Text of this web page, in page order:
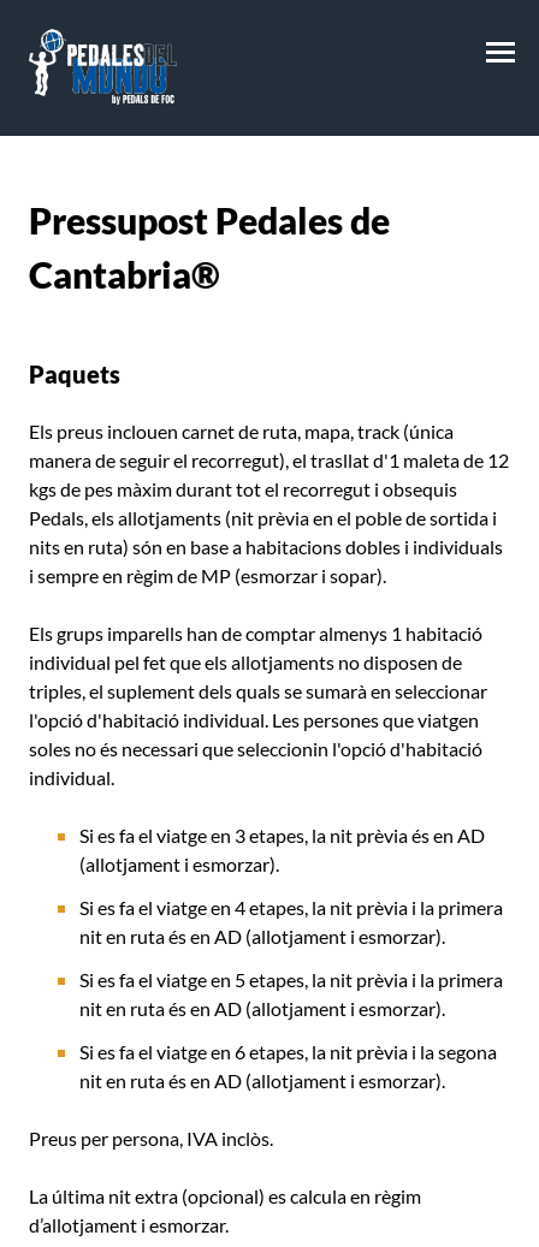
PressupostPedales de
Cantabria®
Paquets
Els preus inclouen carnet de ruta, mapa, track (única
manera de seguir el recorregut), el trasllat d'1 maleta de 12
kgs de pes màxim durant tot el recorregut i obsequis
Pedals, els allotjaments (nit prèvia en el poble de sortida i
nits en ruta) són en base a habitacions dobles i individuals
i sempre en règim de MP (esmorzar i sopar).
Els grups imparells han de comptar almenys 1 habitació
individual pel fet que els allotjaments no disposen de
triples, el suplement dels quals se sumarà en seleccionar
l'opció d'habitació individual. Les persones que viatgen
soles no és necessari que seleccionin l'opció d'habitació
individual.
Si es fa el viatge en 3 etapes, la nit prèvia és en AD
(allotjament i esmorzar).
Si es fa el viatge en 4 etapes, la nit prèvia i la primera
nit en ruta és en AD (allotjament i esmorzar).
Si es fa el viatge en 5 etapes, la nit prèvia i la primera
nit en ruta és en AD (allotjament i esmorzar).
Si es fa el viatge en 6 etapes, la nit prèvia i la segona
nit en ruta és en AD (allotjament i esmorzar).
Preus per persona, IVA inclòs.
La última nit extra (opcional) es calcula en règim
d’allotjament i esmorzar.